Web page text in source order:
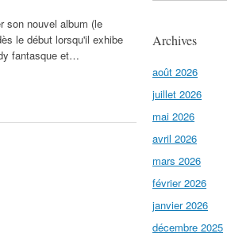
son nouvel album (le
le début lorsqu'il exhibe
fantasque et…
Archives
août 2026
juillet 2026
mai 2026
avril 2026
mars 2026
février 2026
janvier 2026
décembre 2025